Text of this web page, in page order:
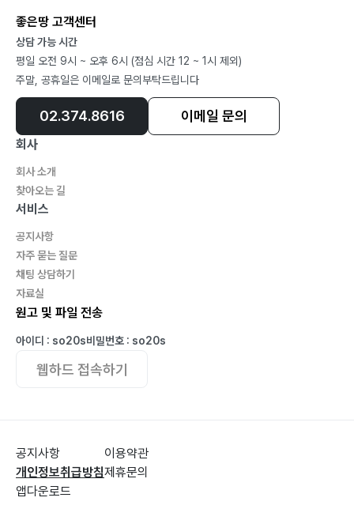
좋은땅 고객센터
상담 가능 시간
평일 오전 9시 ~ 오후 6시 (점심 시간 12 ~ 1시 제외)
주말, 공휴일은 이메일로 문의부탁드립니다
02.374.8616 이메일 문의
회사
회사 소개
찾아오는 길
서비스
공지사항
자주 묻는 질문
채팅 상담하기
자료실
원고 및 파일 전송
아이디 : so20s비밀번호 : so20s
웹하드 접속하기
공지사항
개인정보취급방침
앱다운로드
이용약관
제휴문의